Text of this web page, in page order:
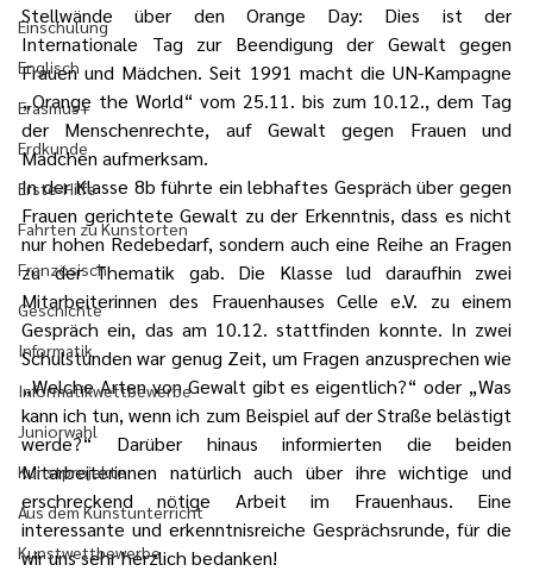
Einschulung
Englisch
Erasmus+
Erdkunde
Erste-Hilfe
Fahrten zu Kunstorten
Französisch
Geschichte
Informatik
Informatikwettbewerbe
Juniorwahl
Kunstprojekte
Aus dem Kunstunterricht
Kunstwettbewerbe
Stellwände über den Orange Day: Dies ist der
Internationale Tag zur Beendigung der Gewalt gegen
Frauen und Mädchen. Seit 1991 macht die UN-Kampagne
„Orange the World“ vom 25.11. bis zum 10.12., dem Tag
der Menschenrechte, auf Gewalt gegen Frauen und
Mädchen aufmerksam.
In der Klasse 8b führte ein lebhaftes Gespräch über gegen
Frauen gerichtete Gewalt zu der Erkenntnis, dass es nicht
nur hohen Redebedarf, sondern auch eine Reihe an Fragen
zu der Thematik gab. Die Klasse lud daraufhin zwei
Mitarbeiterinnen des Frauenhauses Celle e.V. zu einem
Gespräch ein, das am 10.12. stattfinden konnte. In zwei
Schulstunden war genug Zeit, um Fragen anzusprechen wie
„Welche Arten von Gewalt gibt es eigentlich?“ oder „Was
kann ich tun, wenn ich zum Beispiel auf der Straße belästigt
werde?“ Darüber hinaus informierten die beiden
Mitarbeiterinnen natürlich auch über ihre wichtige und
erschreckend nötige Arbeit im Frauenhaus. Eine
interessante und erkenntnisreiche Gesprächsrunde, für die
wir uns sehr herzlich bedanken!